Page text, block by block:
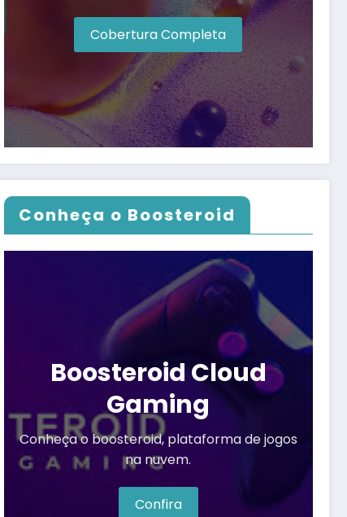
Cobertura Completa
Conheça o Boosteroid
Boosteroid Cloud
Gaming
Conheça o boosteroid, plataforma de jogos
na nuvem.
Confira